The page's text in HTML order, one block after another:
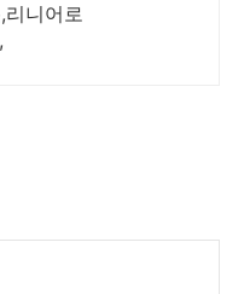
니어로